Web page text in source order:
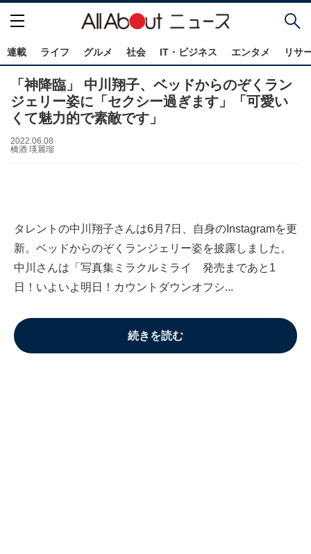
連載 ライフ グルメ 社会 IT・ビジネス エンタメ リサ
「神降臨」 中川翔子、ベッドからのぞくラン
ジェリー姿に「セクシー過ぎます」「可愛い
くて魅力的で素敵です」
2022.06.08
橋酒 瑛麗瑠
タレントの中川翔子さんは6月7日、自身のInstagramを更
新。ベッドからのぞくランジェリー姿を披露しました。
中川さんは「写真集ミラクルミライ 発売まであと1
日！いよいよ明日！カウントダウンオフシ...
続きを読む